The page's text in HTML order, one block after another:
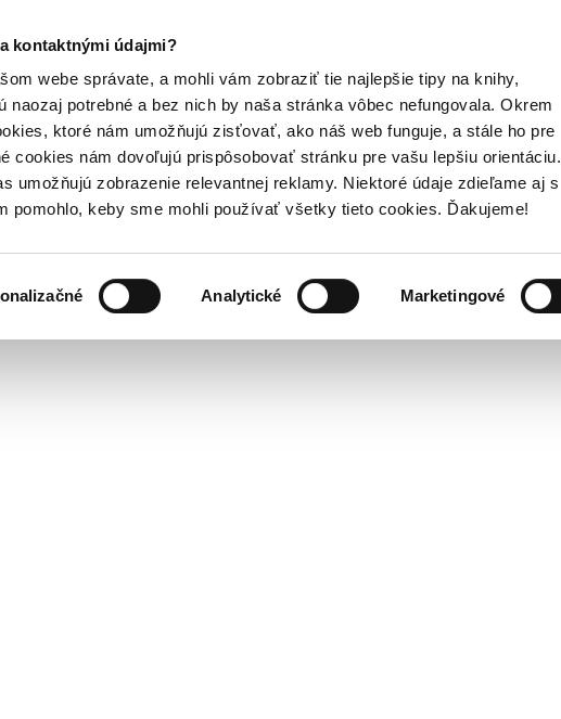
kontaktnými údajmi?
webe správate, a mohli vám zobraziť tie najlepšie tipy na knihy,
naozaj potrebné a bez nich by naša stránka vôbec nefungovala. Okrem
ktoré nám umožňujú zisťovať, ako náš web funguje, a stále ho pre
cookies nám dovoľujú prispôsobovať stránku pre vašu lepšiu orientáciu.
umožňujú zobrazenie relevantnej reklamy. Niektoré údaje zdieľame aj s
pomohlo, keby sme mohli používať všetky tieto cookies. Ďakujeme!
Analytické Marketingové